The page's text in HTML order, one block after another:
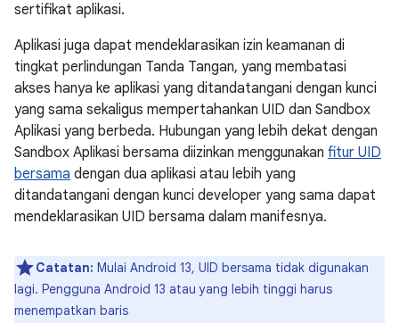
sertifikat aplikasi.
Aplikasi juga dapat mendeklarasikan izin keamanan di
tingkat perlindungan Tanda Tangan, yang membatasi
akses hanya ke aplikasi yang ditandatangani dengan kunci
yang sama sekaligus mempertahankan UID dan Sandbox
Aplikasi yang berbeda. Hubungan yang lebih dekat dengan
Sandbox Aplikasi bersama diizinkan menggunakan fitur UID
bersama dengan dua aplikasi atau lebih yang
ditandatangani dengan kunci developer yang sama dapat
mendeklarasikan UID bersama dalam manifesnya.
Catatan: Mulai Android 13, UID bersama tidak digunakan
lagi. Pengguna Android 13 atau yang lebih tinggi harus
menempatkan baris